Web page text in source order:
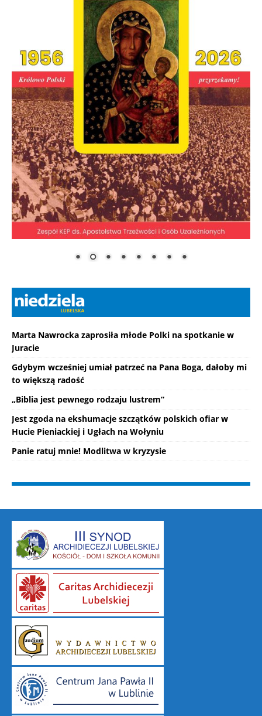
Marta Nawrocka zaprosiła młode Polki na spotkanie w
Juracie
Gdybym wcześniej umiał patrzeć na Pana Boga, dałoby mi
to większą radość
„Biblia jest pewnego rodzaju lustrem”
Jest zgoda na ekshumacje szczątków polskich ofiar w
Hucie Pieniackiej i Ugłach na Wołyniu
Panie ratuj mnie! Modlitwa w kryzysie